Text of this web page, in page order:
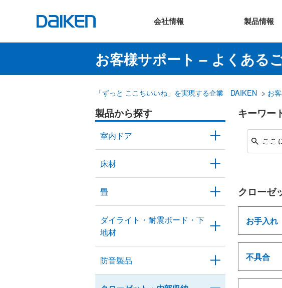
会社情報 製品情報
お客様サポート – よくある
「ずっと ここちいいね」を実現する企業 DAIKEN > お
製品から探す
室内ドア
床材
畳
ダイライト・耐震ボード・下
地材
防音製品
キーワー
クローゼ
お手入れ
不具合